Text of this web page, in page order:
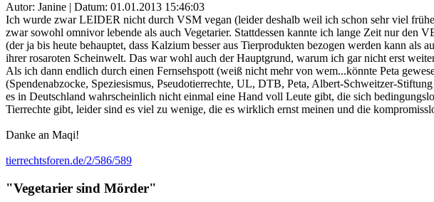
Autor: Janine | Datum: 01.01.2013 15:46:03
Ich wurde zwar LEIDER nicht durch VSM vegan (leider deshalb weil ich schon sehr viel
zwar sowohl omnivor lebende als auch Vegetarier. Stattdessen kannte ich lange Zeit nur
(der ja bis heute behauptet, dass Kalzium besser aus Tierprodukten bezogen werden kann
ihrer rosaroten Scheinwelt. Das war wohl auch der Hauptgrund, warum ich gar nicht erst
Als ich dann endlich durch einen Fernsehspott (weiß nicht mehr von wem...könnte Peta
(Spendenabzocke, Speziesismus, Pseudotierrechte, UL, DTB, Peta, Albert-Schweitzer-
es in Deutschland wahrscheinlich nicht einmal eine Hand voll Leute gibt, die sich
Tierrechte gibt, leider sind es viel zu wenige, die es wirklich ernst meinen und die
Danke an Maqi!
tierrechtsforen.de/2/586/589
"Vegetarier sind Mörder"